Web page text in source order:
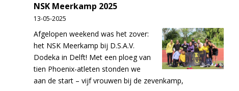
NSK Meerkamp 2025
13-05-2025
Afgelopen weekend was het zover:
het NSK Meerkamp bij D.S.A.V.
Dodeka in Delft! Met een ploeg van
tien Phoenix-atleten stonden we
aan de start – vijf vrouwen bij de zevenkamp,